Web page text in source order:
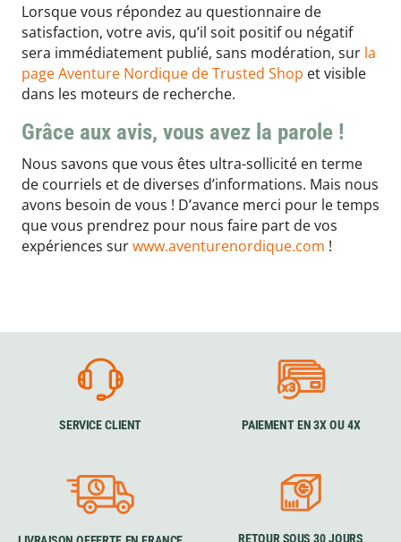
Lorsque vous répondez au questionnaire de
satisfaction, votre avis, qu’il soit positif ou négatif
sera immédiatement publié, sans modération, sur la
page Aventure Nordique de Trusted Shop et visible
dans les moteurs de recherche.
Grâce aux avis, vous avez la parole !
Nous savons que vous êtes ultra-sollicité en terme
de courriels et de diverses d’informations. Mais nous
avons besoin de vous ! D’avance merci pour le temps
que vous prendrez pour nous faire part de vos
expériences surwww.aventurenordique.com !
SERVICE CLIENT PAIEMENT EN 3X OU 4X
RETOUR SOUS 30 JOURS